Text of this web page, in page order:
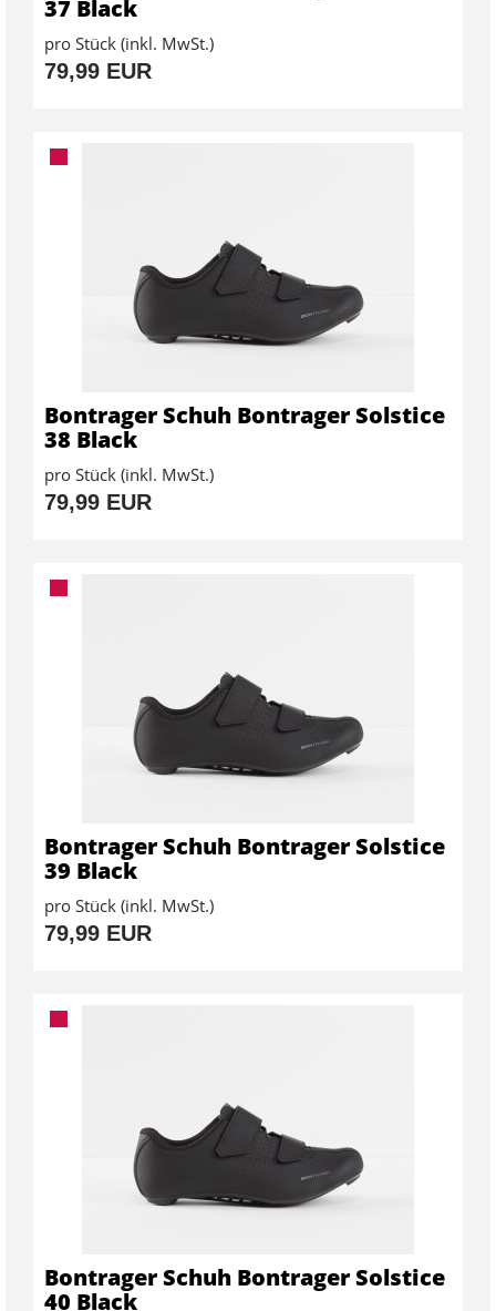
37 Black
pro Stück (inkl. MwSt.)
79,99 EUR
Bontrager Schuh Bontrager Solstice
38 Black
pro Stück (inkl. MwSt.)
79,99 EUR
Bontrager Schuh Bontrager Solstice
39 Black
pro Stück (inkl. MwSt.)
79,99 EUR
Bontrager Schuh Bontrager Solstice
40 Black